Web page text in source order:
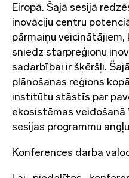
Eiropā. Šajā sesijā
inovāciju centru
pārmaiņu veicinātājiem,
sniedz starpreģionu
sadarbībai ir šķēršļi.
plānošanas reģions
institūtu stāstīs par
ekosistēmas
sesijas programmu
Konferences darba